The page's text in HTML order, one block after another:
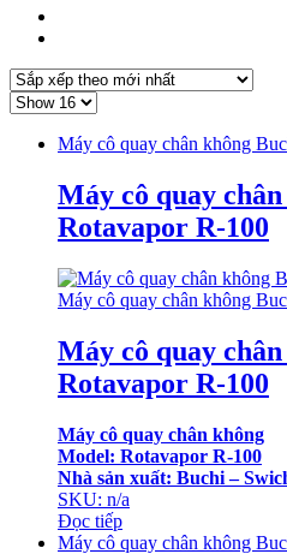
Máy cô quay chân không
Máy cô quay
Rotavapor R-100
Máy cô quay chân không
Máy cô quay
Rotavapor R-100
Máy cô quay chân không
Model: Rotavapor R-100
Nhà sản xuất: Buchi –
SKU: n/a
Đọc tiếp
Máy cô quay chân không